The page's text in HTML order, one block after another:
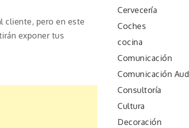
cliente, pero en este
exponer tus
Cervecería
Coches
cocina
Comunicación
Comunicación
Consultoría
Cultura
Decoración